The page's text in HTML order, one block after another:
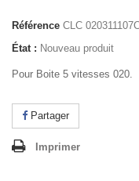
Référence CLC
État : Nouveau produit
Pour Boite 5 vitesses 020.
Partager
Imprimer